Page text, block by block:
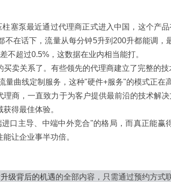
泵最近通过代理商正式进入中国，这个产
在话下，流量从每分钟5升到200升都能调
不超过0.5%，这数据在业内相当能打。
关系了。有些领先的代理商建立了完整的
曲线定制服务，这种"硬件+服务"的模式正在
，一直致力于为客户提供最前沿的技术解
得最佳体验。
主导、中端中外竞合"的格局，而真正能赢
让企业事半功倍。
级背后的机遇的全部内容，只需通过预约方式